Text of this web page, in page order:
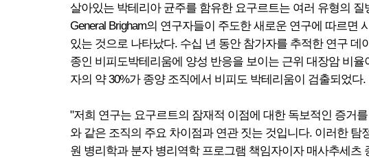
살아있는 박테리아 균주를 함유한 요구르트는 여러 유형의
General Brigham의 연구자들이 주도한 새로운 연구에 따르
있는 것으로 나타났다. 수십 년 동안 참가자를 추적한 연구
종인 비피도박테리움에 양성 반응을 보이는 근위 대장암 비
자의 약 30%가 종양 조직에서 비피도 박테리움이 검출되었다
"저희 연구는 요구르트의 잠재적 이점에 대한 독보적인 증거
와 같은 조직의 주요 차이점과 연관 짓는 것입니다. 이러한
원 병리학과 분자 병리역학 프로그램 책임자이자 매사추세츠